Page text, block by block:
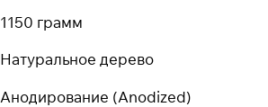
1150 грамм
Натуральное дерево
Анодирование (Anodized)